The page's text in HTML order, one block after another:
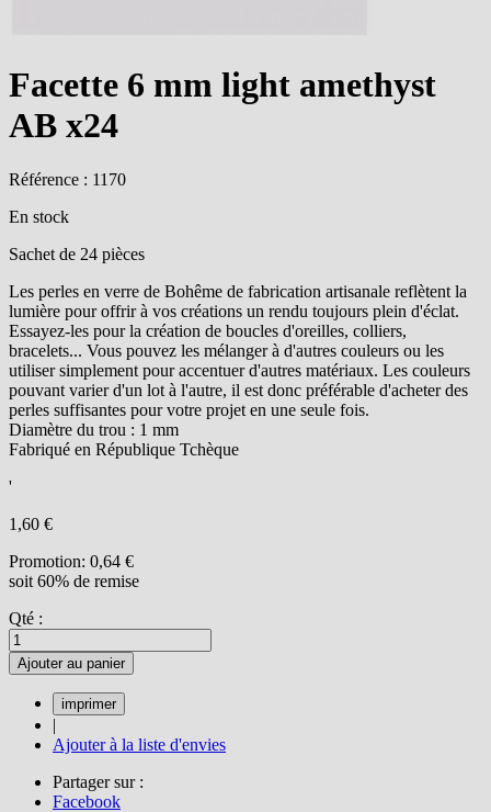
Facette 6 mm light amethyst
AB x24
Référence : 1170
En stock
Sachet de 24 pièces
Les perles en verre de Bohême de fabrication artisanale reflètent la
lumière pour offrir à vos créations un rendu toujours plein d'éclat.
Essayez-les pour la création de boucles d'oreilles, colliers,
bracelets... Vous pouvez les mélanger à d'autres couleurs ou les
utiliser simplement pour accentuer d'autres matériaux. Les couleurs
pouvant varier d'un lot à l'autre, il est donc préférable d'acheter des
perles suffisantes pour votre projet en une seule fois.
Diamètre du trou : 1 mm
Fabriqué en République Tchèque
'
1,60 €
Promotion: 0,64 €
soit 60% de remise
Qté :
Ajouter au panier
|
Ajouter à la liste d'envies
Partager sur :
Facebook